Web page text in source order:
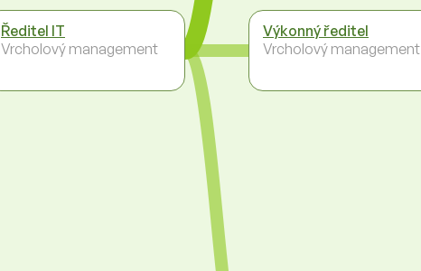
Ředitel IT
Vrcholový management
Výkonný ředitel
Vrcholový management